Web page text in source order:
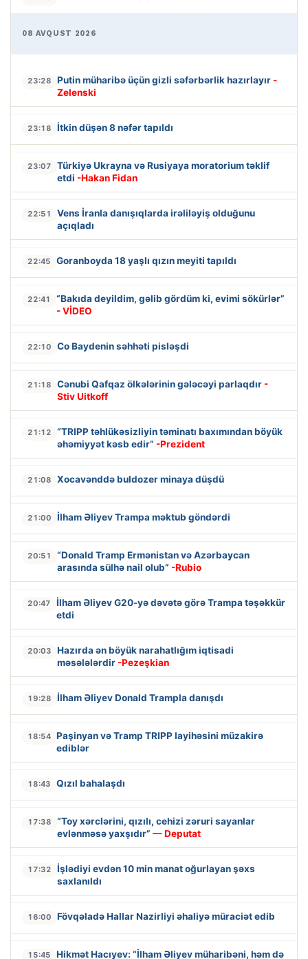
08 AVQUST 2026
23:28 Putin müharibə üçün gizli səfərbərlik hazırlayır -
Zelenski
23:18 İtkin düşən 8 nəfər tapıldı
23:07
Türkiyə Ukrayna və Rusiyaya moratorium təklif
etdi -Hakan Fidan
22:51
Vens İranla danışıqlarda irəliləyiş olduğunu
açıqladı
22:45 Goranboyda 18 yaşlı qızın meyiti tapıldı
22:41
“Bakıda deyildim, gəlib gördüm ki, evimi sökürlər”
- VİDEO
22:10 Co Baydenin səhhəti pisləşdi
21:18 Cənubi Qafqaz ölkələrinin gələcəyi parlaqdır -
Stiv Uitkoff
21:12
“TRIPP təhlükəsizliyin təminatı baxımından böyük
əhəmiyyət kəsb edir” -Prezident
21:08 Xocavənddə buldozer minaya düşdü
21:00 İlham Əliyev Trampa məktub göndərdi
20:51
“Donald Tramp Ermənistan və Azərbaycan
arasında sülhə nail olub” -Rubio
20:47
İlham Əliyev G20-yə dəvətə görə Trampa təşəkkür
etdi
20:03
Hazırda ən böyük narahatlığım iqtisadi
məsələlərdir -Pezeşkian
19:28 İlham Əliyev Donald Trampla danışdı
18:54 Paşinyan və Tramp TRIPP layihəsini müzakirə
ediblər
18:43 Qızıl bahalaşdı
17:38
“Toy xərclərini, qızılı, cehizi zəruri sayanlar
evlənməsə yaxşıdır” — Deputat
17:32
İşlədiyi evdən 10 min manat oğurlayan şəxs
saxlanıldı
16:00 Fövqəladə Hallar Nazirliyi əhaliyə müraciət edib
15:45
Hikmət Hacıyev: “İlham Əliyev müharibəni, həm də